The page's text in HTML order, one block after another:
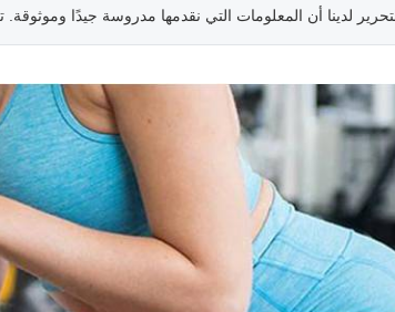
لدينا أن المعلومات التي نقدمها مدروسة جيدًا وموثوقة.